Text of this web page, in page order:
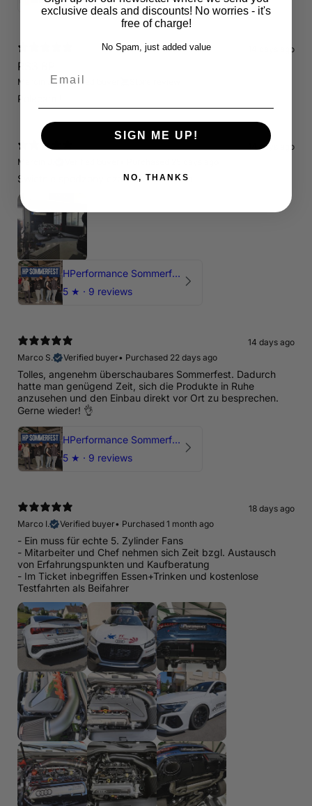
14 days ago
RS3 8P
Marcin J. Verified buyer
Polecam !
14 days ago
Marcin J.
Świetnie spedzony czas , Pozdrawiam
HPerformance Sommerfest 2026
5 ★ · 9 reviews
14 days ago
Marco S.
Verified buyer• Purchased 22 days ago
Tolles, angenehm überschaubares Sommerfest. Dadurch
hatte man genügend Zeit, sich die Produkte in Ruhe
anzusehen und den Einbau direkt vor Ort zu besprechen.
Gerne wieder! 👌
HPerformance Sommerfest 2026
5 ★ · 9 reviews
18 days ago
Marco I.
Verified buyer• Purchased 1 month ago
- Ein muss für echte 5. Zylinder Fans
- Mitarbeiter und Chef nehmen sich Zeit bzgl. Austausch
von Erfahrungspunkten und Kaufberatung
- Im Ticket inbegriffen Essen+Trinken und kostenlose
Testfahrten als Beifahrer
exclusive deals and discounts! No worries - it's
free of charge!
No Spam, just added value
SIGN ME UP!
NO, THANKS